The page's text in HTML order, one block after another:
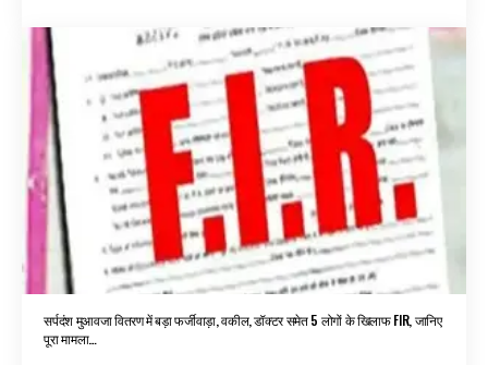
सर्पदंश मुआवजा वितरण में बड़ा फर्जीवाड़ा, वकील, डॉक्टर समेत 5 लोगों के खिलाफ FIR, जानिए
पूरा मामला…